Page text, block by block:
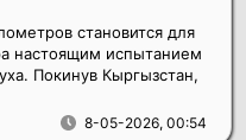
8-05-2026, 00:54
становится для
настоящим испытанием
Покинув Кыргызстан,